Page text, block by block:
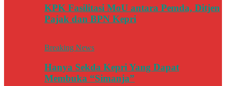
KPK Fasilitasi MoU antara Pemda, Ditjen
Pajak dan BPN Kepri
Breaking News
Hanya Sekda Kepri Yang Dapat
Membuka “Simanja”